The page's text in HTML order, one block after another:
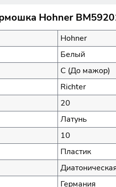
Hohner
Hohner
Белый
C (До мажор)
Richter
20
Латунь
10
Пластик
Германия